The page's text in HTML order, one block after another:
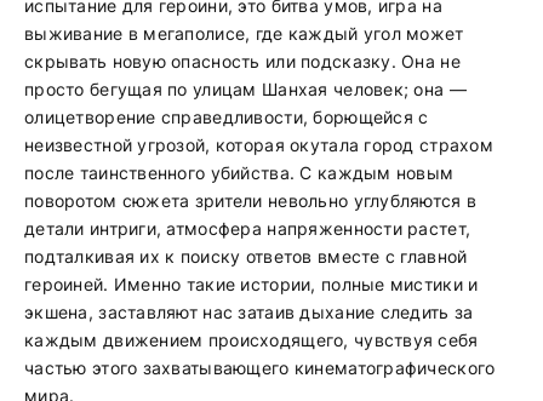
испытание для героини, это битва умов, игра на
выживание в мегаполисе, где каждый угол может
скрывать новую опасность или подсказку. Она не
просто бегущая по улицам Шанхая человек; она —
олицетворение справедливости, борющейся с
неизвестной угрозой, которая окутала город страхом
после таинственного убийства. С каждым новым
поворотом сюжета зрители невольно углубляются в
детали интриги, атмосфера напряженности растет,
подталкивая их к поиску ответов вместе с главной
героиней. Именно такие истории, полные мистики и
экшена, заставляют нас затаив дыхание следить за
каждым движением происходящего, чувствуя себя
частью этого захватывающего кинематографического
мира.